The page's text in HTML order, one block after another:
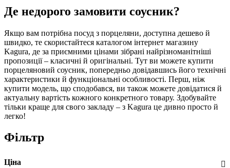
Де недорого замовити соусник?
Якщо вам потрібна посуд з порцеляни, доступна дешево й
швидко, те скористайтеся каталогом інтернет магазину
Kagura, де за приємними цінами зібрані найрізноманітніші
пропозиції – класичні й оригінальні. Тут ви можете купити
порцеляновий соусник, попередньо довідавшись його технічні
характеристики й функціональні особливості. Перш, ніж
купити модель, що сподобався, ви також можете довідатися й
актуальну вартість кожного конкретного товару. Здобувайте
тільки краще для свого закладу – з Kagura це дивно просто й
легко!
Фільтр
Ціна